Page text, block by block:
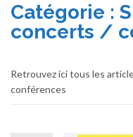
contenu
Catégorie :
concerts /
Retrouvez ici tous les
conférences